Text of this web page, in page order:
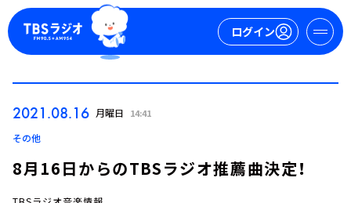
ログイン
2021.08.16 月曜日 14:41
その他
8月16日からのTBSラジオ推薦曲決定！